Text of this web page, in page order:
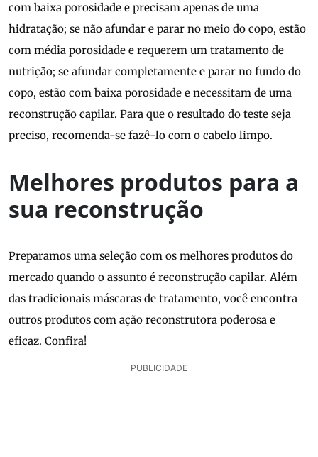
com baixa porosidade e precisam apenas de uma
hidratação; se não afundar e parar no meio do copo, estão
com média porosidade e requerem um tratamento de
nutrição; se afundar completamente e parar no fundo do
copo, estão com baixa porosidade e necessitam de uma
reconstrução capilar. Para que o resultado do teste seja
preciso, recomenda-se fazê-lo com o cabelo limpo.
Melhores produtos para a
sua reconstrução
Preparamos uma seleção com os melhores produtos do
mercado quando o assunto é reconstrução capilar. Além
das tradicionais máscaras de tratamento, você encontra
outros produtos com ação reconstrutora poderosa e
eficaz. Confira!
PUBLICIDADE